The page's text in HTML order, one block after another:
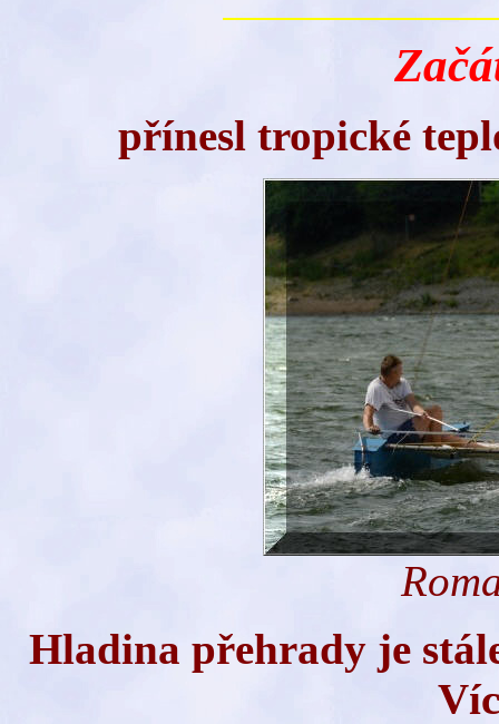
přínesl tropické
Hladina přehrady je